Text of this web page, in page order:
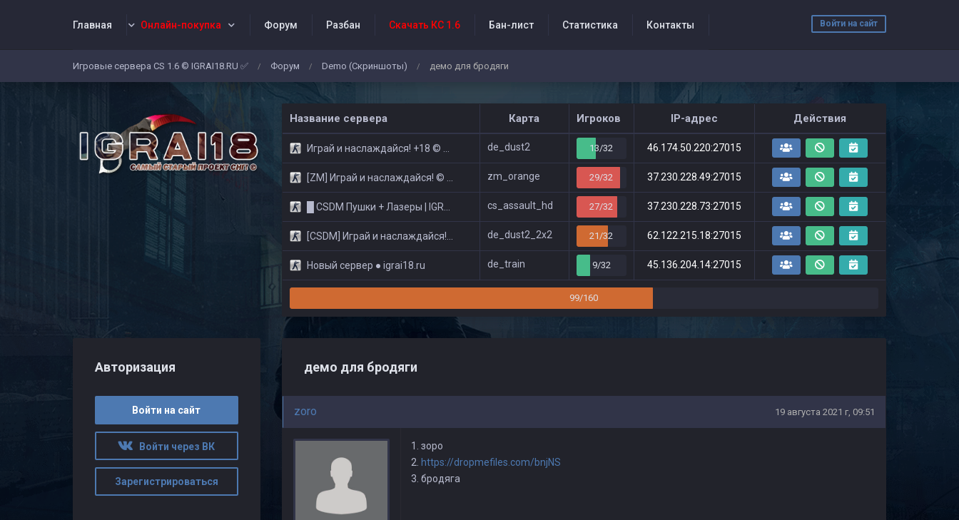
Войти на сайт
Главная Онлайн-покупка Форум Разбан Скачать КС 1.6 Бан-лист Статистика Контакты
События проекта
Игровые сервера CS 1.6 © IGRAI18.RU ✅ / Форум / Demo (Скриншоты) / демо для бродяги
Название сервера Карта Игроков IP-адрес Действия
Играй и наслаждайся! +18 © Public de_dust2 13/32 46.174.50.220:27015
[ZM] Играй и наслаждайся! © Zombie Show zm_orange 29/32 37.230.228.49:27015
█ CSDM Пушки + Лазеры | IGRAI18.RU ツ █ cs_assault_hd 27/32 37.230.228.73:27015
[CSDM] Играй и наслаждайся! © Classic de_dust2_2x2 21/32 62.122.215.18:27015
Новый сервер ● igrai18.ru de_train 9/32 45.136.204.14:27015
99/160
демо для бродяги
zoro 19 августа 2021 г, 09:51
1. зоро
2. https://dropmefiles.com/bnjNS
3. бродяга
Авторизация
Войти на сайт
Войти через ВК
Зарегистрироваться